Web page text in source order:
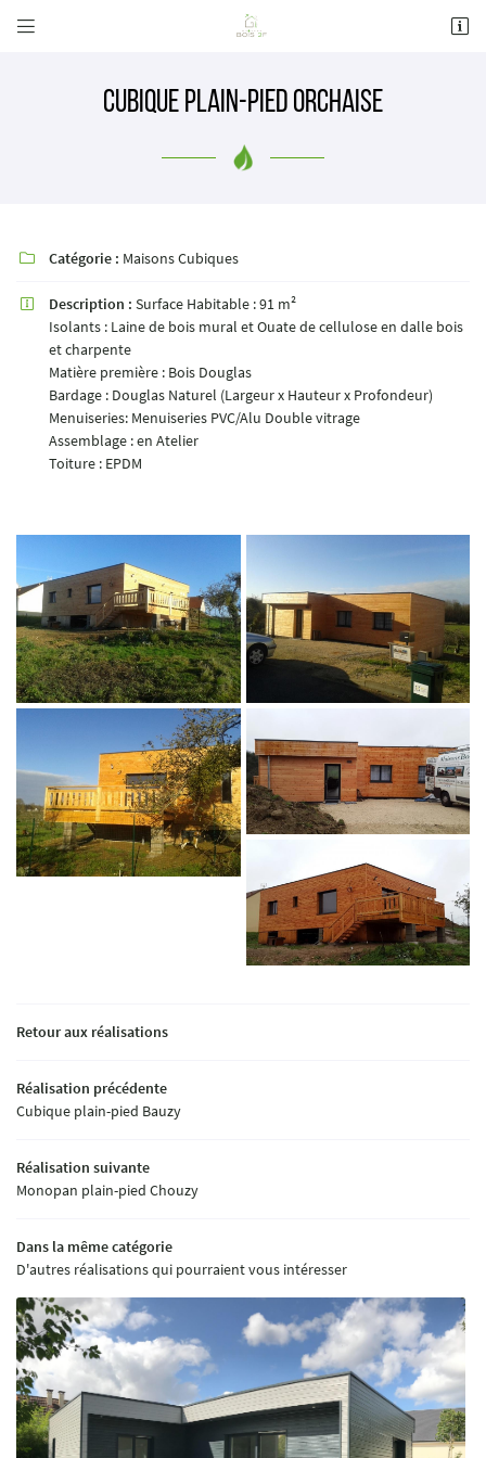

ACCUEIL
PROJET
AVIS
ACTUALITÉS
CONTACT

Rejoignez-nous :
02 54 70 30 08
Adresse email de réception
Recopier le code ci-contre
Rafraîchir le captcha
En cochant cette case, vous consentez à recevoir nos propositions commerciales à l'adresse
email indiqué ci-dessus. Vous pouvez vous désinscrire à tout moment en utilisant le
formulaire de désinscription.
Inscription
Cubique plain-pied Orchaise
 Catégorie : Maisons Cubiques
 Description : Surface Habitable : 91 m²
Isolants : Laine de bois mural et Ouate de cellulose en dalle bois
et charpente
Matière première : Bois Douglas
Bardage : Douglas Naturel (Largeur x Hauteur x Profondeur)
Menuiseries: Menuiseries PVC/Alu Double vitrage
Assemblage : en Atelier
Toiture : EPDM
Retour aux réalisations
Réalisation précédente
Cubique plain-pied Bauzy
Réalisation suivante
Monopan plain-pied Chouzy
Dans la même catégorie
D'autres réalisations qui pourraient vous intéresser